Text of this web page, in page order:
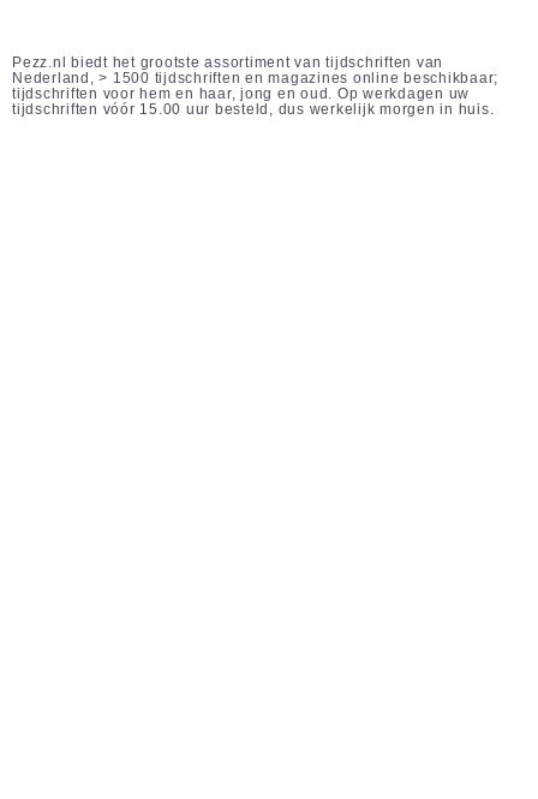
Pezz.nl biedt het grootste assortiment van tijdschriften van
Nederland, > 1500 tijdschriften en magazines online beschikbaar;
tijdschriften voor hem en haar, jong en oud. Op werkdagen uw
tijdschriften vóór 15.00 uur besteld, dus werkelijk morgen in huis.